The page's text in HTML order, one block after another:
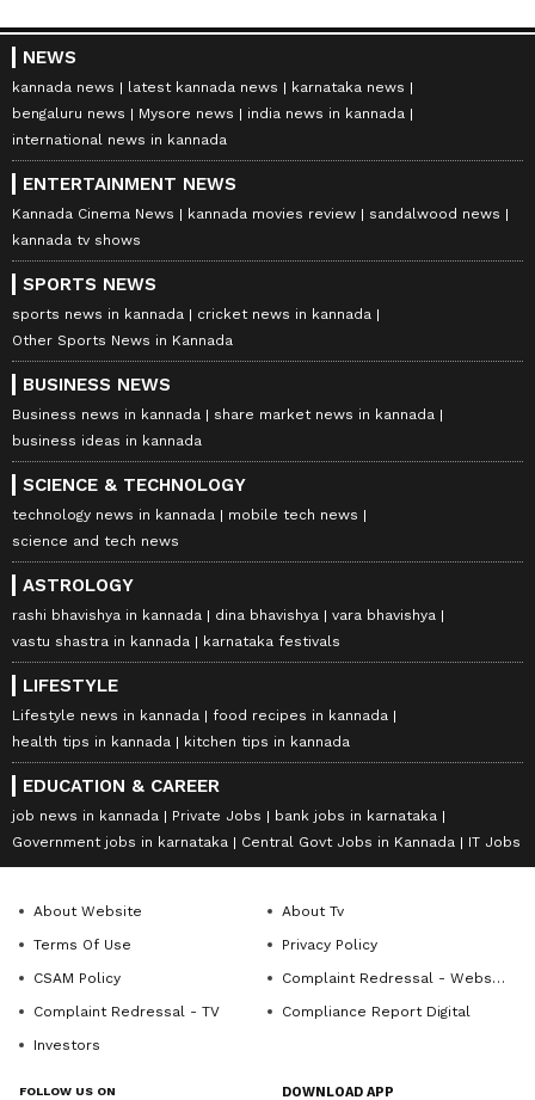
NEWS
kannada news latest kannada news
karnataka news
bengaluru news
Mysore news
india news in kannada
international news in kannada
ENTERTAINMENT NEWS
Kannada Cinema News kannada movies review
sandalwood news
kannada tv shows
SPORTS NEWS
sports news in kannada
cricket news in kannada
Other Sports News in Kannada
BUSINESS NEWS
Business news in kannada
share market news in kannada
business ideas in kannada
SCIENCE & TECHNOLOGY
technology news in kannada
mobile tech news
science and tech news
ASTROLOGY
rashi bhavishya in kannada dina bhavishya
vara bhavishya
vastu shastra in kannada
karnataka festivals
LIFESTYLE
Lifestyle news in kannada
food recipes in kannada
health tips in kannada
kitchen tips in kannada
EDUCATION & CAREER
job news in kannada Private Jobs
bank jobs in karnataka
Government jobs in karnataka
Central Govt Jobs in Kannada IT Jobs
About Website
About Tv
Terms Of Use
Privacy Policy
CSAM Policy
Complaint Redressal - Website
Complaint Redressal - TV
Compliance Report Digital
Investors
FOLLOW US ON DOWNLOAD APP